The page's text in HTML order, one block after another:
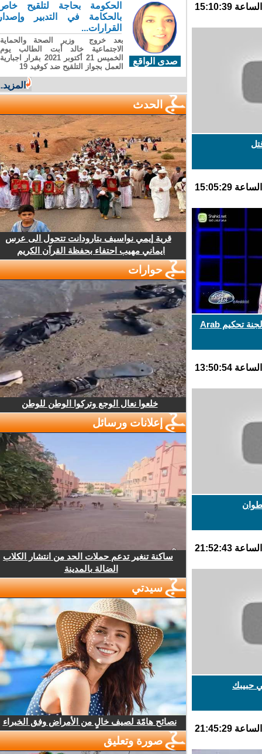
فتاة يابانية تغني بالعربية وتبهر لجنة تحكيم Arab
صدى الواقع
الحكومة بحاجة لتلقيح خاص
بالحكامة في التدبير وإصدار
القرارات...
بعد خروج وزير الصحة والحماية
الاجتماعية خالد أبت الطالب يوم
الخميس 21 أكتوبر 2021 بقرار اجبارية
العمل بجواز التلقيح ضد كوفيد 19
المزيد...
الحدث
قرية إيمي نواسيف بتارودانت تتحول الى عرس
ايماني مهيب احتفاء بحفظة القرآن الكريم
حوارات
خلعوا نعال الوجع وتركوا الوطن للوطن
إعلانات ورسائل
ساكنة تنغير تدعم حملات الحد من انتشار الكلاب
الضالة بالمدينة
سيدتي
نصائح هامّة لصيف خالٍ من الأمراض وفق الخبراء
صورة وتعليق